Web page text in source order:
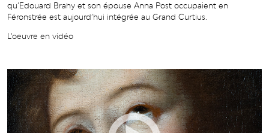
qu’Edouard Brahy et son épouse Anna Post occupaient en
Féronstrée est aujourd’hui intégrée au Grand Curtius.
L'oeuvre en vidéo